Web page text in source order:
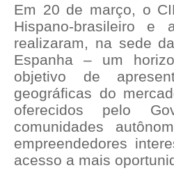
Em 20 de março, o
Hispano-brasileiro
realizaram, na sede
Espanha – um
objetivo de
geográficas do
oferecidos pelo
comunidades
empreendedores
acesso a mais